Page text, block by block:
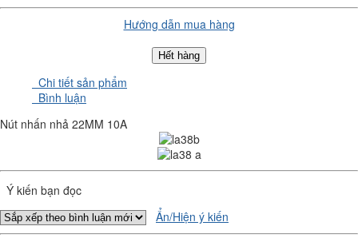
Hướng dẫn mua hàng
Hết hàng
Chi tiết sản phẩm
Bình luận
Nút nhấn nhả 22MM 10A
Ý kiến bạn đọc
Ẩn/Hiện ý kiến